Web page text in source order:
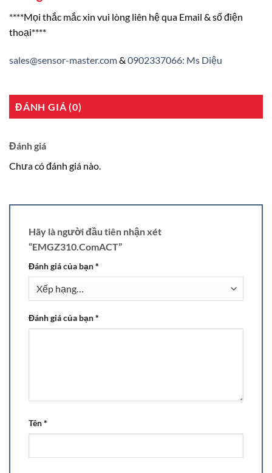
****Mọi thắc mắc xin vui lòng liên hệ qua Email & số điện
thoại****
sales@sensor-master.com& 0902337066: Ms Diệu
ĐÁNH GIÁ (0)
Đánh giá
Chưa có đánh giá nào.
Hãy là người đầu tiên nhận xét
“EMGZ310.ComACT”
Đánh giá của bạn*
Đánh giá của bạn*
Tên*